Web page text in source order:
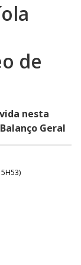
de
nesta
Geral
)